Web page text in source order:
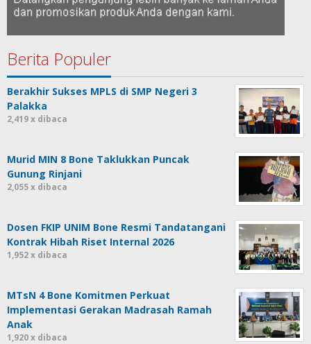
Berita Populer
Berakhir Sukses MPLS di SMP Negeri 3
Palakka
2,419 x dibaca
Murid MIN 8 Bone Taklukkan Puncak
Gunung Rinjani
2,055 x dibaca
Dosen FKIP UNIM Bone Resmi Tandatangani
Kontrak Hibah Riset Internal 2026
1,952 x dibaca
MTsN 4 Bone Komitmen Perkuat
Implementasi Gerakan Madrasah Ramah
Anak
1,920 x dibaca